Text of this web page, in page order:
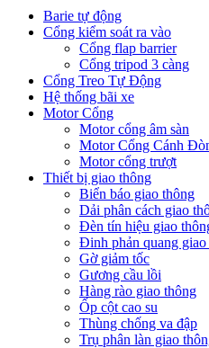
Barie tự động
Cổng kiểm soát ra vào
Cổng flap barrier
Cổng tripod 3 càng
Cổng Treo Tự Động
Hệ thống bãi xe
Motor Cổng
Motor cổng âm sàn
Motor Cổng Cánh
Motor cổng trượt
Thiết bị giao thông
Biển báo giao thông
Dải phân cách giao
Đèn tín hiệu giao
Đinh phản quang giao
Gờ giảm tốc
Gương cầu lồi
Hàng rào giao thông
Ốp cột cao su
Thùng chống va đập
Trụ phân làn giao